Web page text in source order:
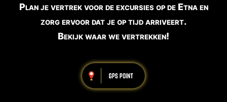
Plan je vertrek voor de excursies op de Etna en
zorg ervoor dat je op tijd arriveert.
Bekijk waar we vertrekken!